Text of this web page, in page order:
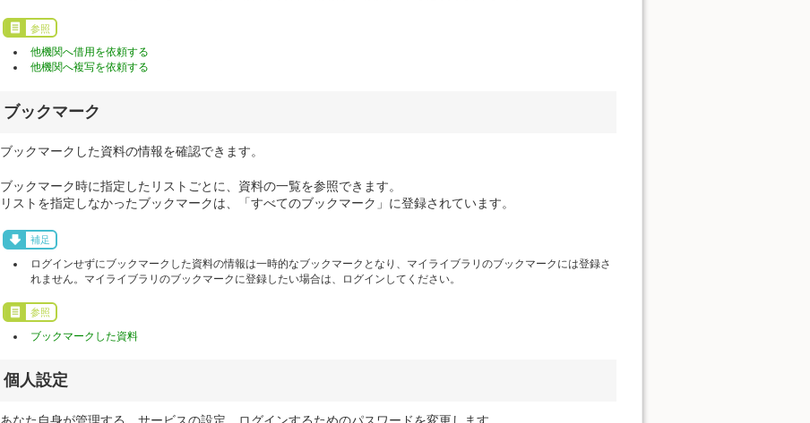
参照
他機関へ借用を依頼する
他機関へ複写を依頼する
ブックマーク
ブックマークした資料の情報を確認できます。
ブックマーク時に指定したリストごとに、資料の一覧を参照できます。
リストを指定しなかったブックマークは、「すべてのブックマーク」に登録されています。
補足
ログインせずにブックマークした資料の情報は一時的なブックマークとなり、マイライブラリのブックマークには登録さ
れません。マイライブラリのブックマークに登録したい場合は、ログインしてください。
参照
ブックマークした資料
個人設定